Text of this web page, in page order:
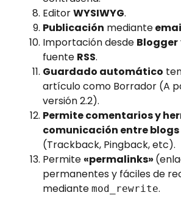
EditorWYSIWYG.
Publicación mediante
Importación desde Blogger
fuente RSS.
Guardado automático
artículo como Borrador (A
versión 2.2).
Permite comentarios y
comunicación entre blogs
(Trackback, Pingback, etc).
Permite «permalinks»
permanentes y fáciles de
mediante mod_rewrite.